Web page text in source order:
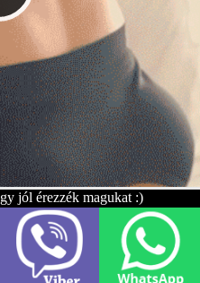
jól érezzék magukat :)